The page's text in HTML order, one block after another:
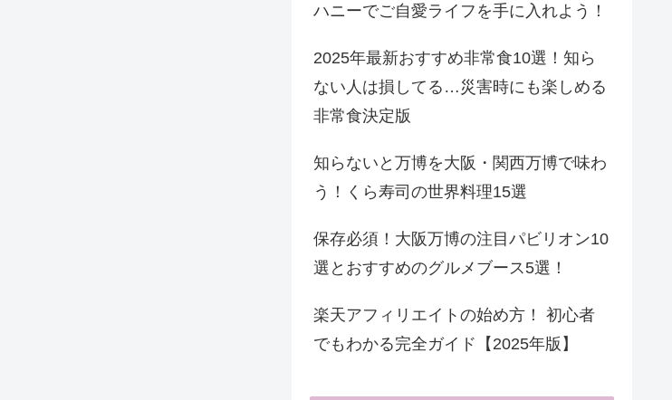
ハニーでご自愛ライフを手に入れよう！
2025年最新おすすめ非常食10選！知ら
ない人は損してる…災害時にも楽しめる
非常食決定版
知らないと万博を大阪・関西万博で味わ
う！くら寿司の世界料理15選
保存必須！大阪万博の注目パビリオン10
選とおすすめのグルメブース5選！
楽天アフィリエイトの始め方！ 初心者
でもわかる完全ガイド【2025年版】